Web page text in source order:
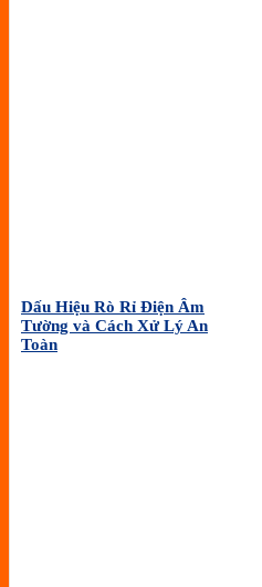
Dấu Hiệu Rò Rỉ Điện Âm
Tường và Cách Xử Lý An
Toàn